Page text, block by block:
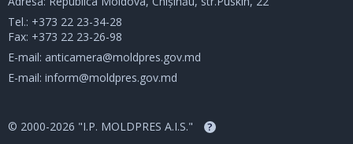
Tel.: +373 22 23-34-28
Fax: +373 22 23-26-98
E-mail: anticamera@moldpres.gov.md
E-mail: inform@moldpres.gov.md
© 2000-2026 "I.P. MOLDPRES A.I.S." ?